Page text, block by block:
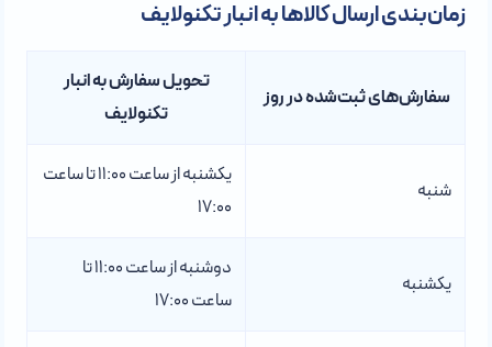
زمان‌بندی ارسال کالاها به انبار تکنولایف
سفارش‌های ثبت‌شده در روز
تحویل سفارش به انبار
تکنولایف
شنبه
یکشنبه از ساعت 11:00 تا ساعت
17:00
یکشنبه
دوشنبه از ساعت 11:00 تا
ساعت 17:00